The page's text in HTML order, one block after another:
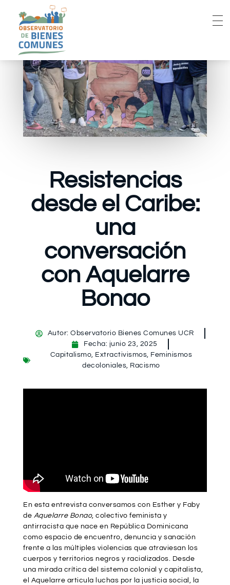
Resistencias
desde el Caribe:
una
conversación
con Aquelarre
Bonao
Autor: Observatorio Bienes Comunes UCR
Fecha: junio 23, 2025
Capitalismo, Extractivismos, Feminismos
decoloniales, Racismo
En esta entrevista conversamos con Esther y Faby
de Aquelarre Bonao, colectivo feminista y
antirracista que nace en República Dominicana
como espacio de encuentro, denuncia y sanación
frente a las múltiples violencias que atraviesan los
cuerpos y territorios negros y racializados. Desde
una mirada crítica del sistema colonial y capitalista,
el Aquelarre articula luchas por la justicia social, la